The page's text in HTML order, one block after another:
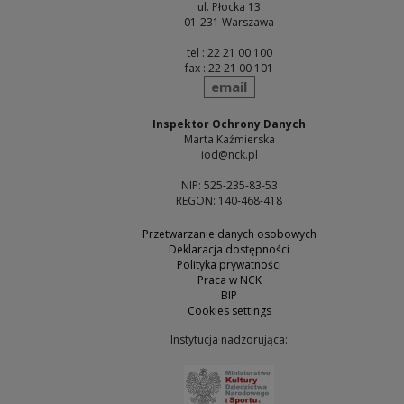
ul. Płocka 13
01-231 Warszawa
tel : 22 21 00 100
fax : 22 21 00 101
send
email
Inspektor Ochrony Danych
Marta Kaźmierska
iod@nck.pl
NIP: 525-235-83-53
REGON: 140-468-418
Przetwarzanie danych osobowych
Deklaracja dostępności
Polityka prywatności
Praca w NCK
BIP
Cookies settings
Instytucja nadzorująca: